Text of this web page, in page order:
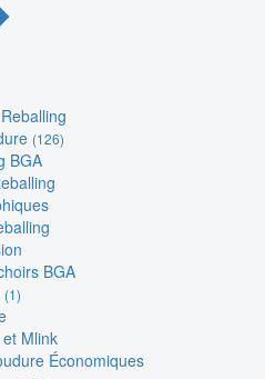
(126)
BGA
BGA
(1)
Mlink
Économiques